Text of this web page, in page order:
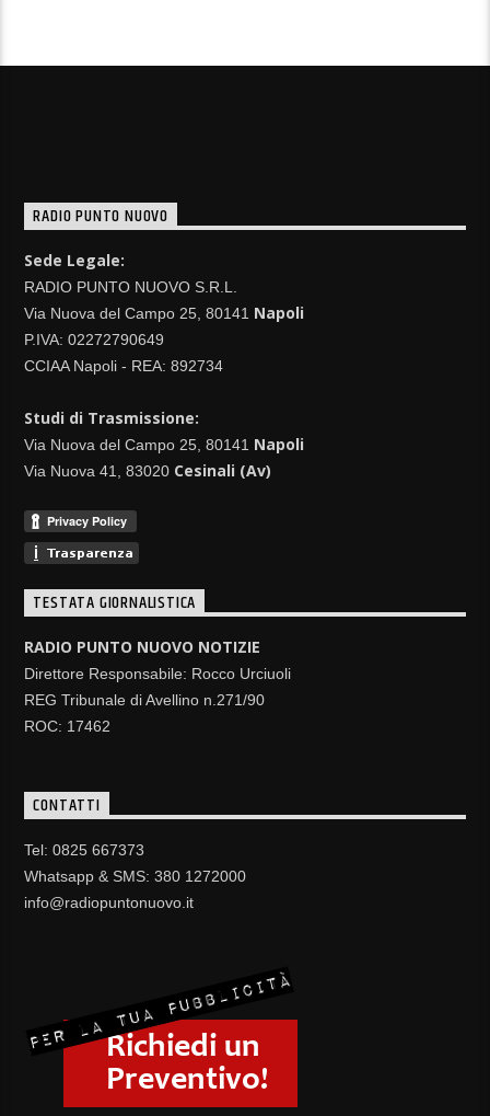
RADIO PUNTO NUOVO
Sede Legale:
RADIO PUNTO NUOVO S.R.L.
Via Nuova del Campo 25, 80141 Napoli
P.IVA: 02272790649
CCIAA Napoli - REA: 892734
Studi di Trasmissione:
Via Nuova del Campo 25, 80141 Napoli
Via Nuova 41, 83020 Cesinali (Av)
TESTATA GIORNALISTICA
RADIO PUNTO NUOVO NOTIZIE
Direttore Responsabile: Rocco Urciuoli
REG Tribunale di Avellino n.271/90
ROC: 17462
CONTATTI
Tel: 0825 667373
Whatsapp & SMS: 380 1272000
info@radiopuntonuovo.it